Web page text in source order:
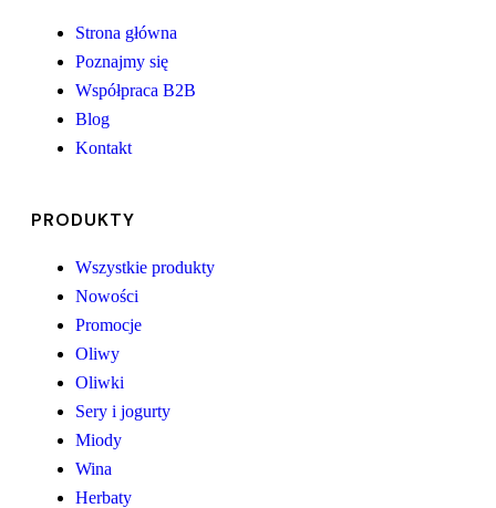
Strona główna
Poznajmy się
Współpraca B2B
Blog
Kontakt
PRODUKTY
Wszystkie produkty
Nowości
Promocje
Oliwy
Oliwki
Sery i jogurty
Miody
Wina
Herbaty